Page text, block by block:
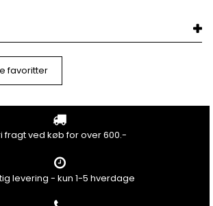
favoritter
fragt ved køb for over 600.-
levering - kun 1-5 hverdage